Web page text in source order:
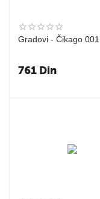
Gradovi - Čikago 001
761 Din